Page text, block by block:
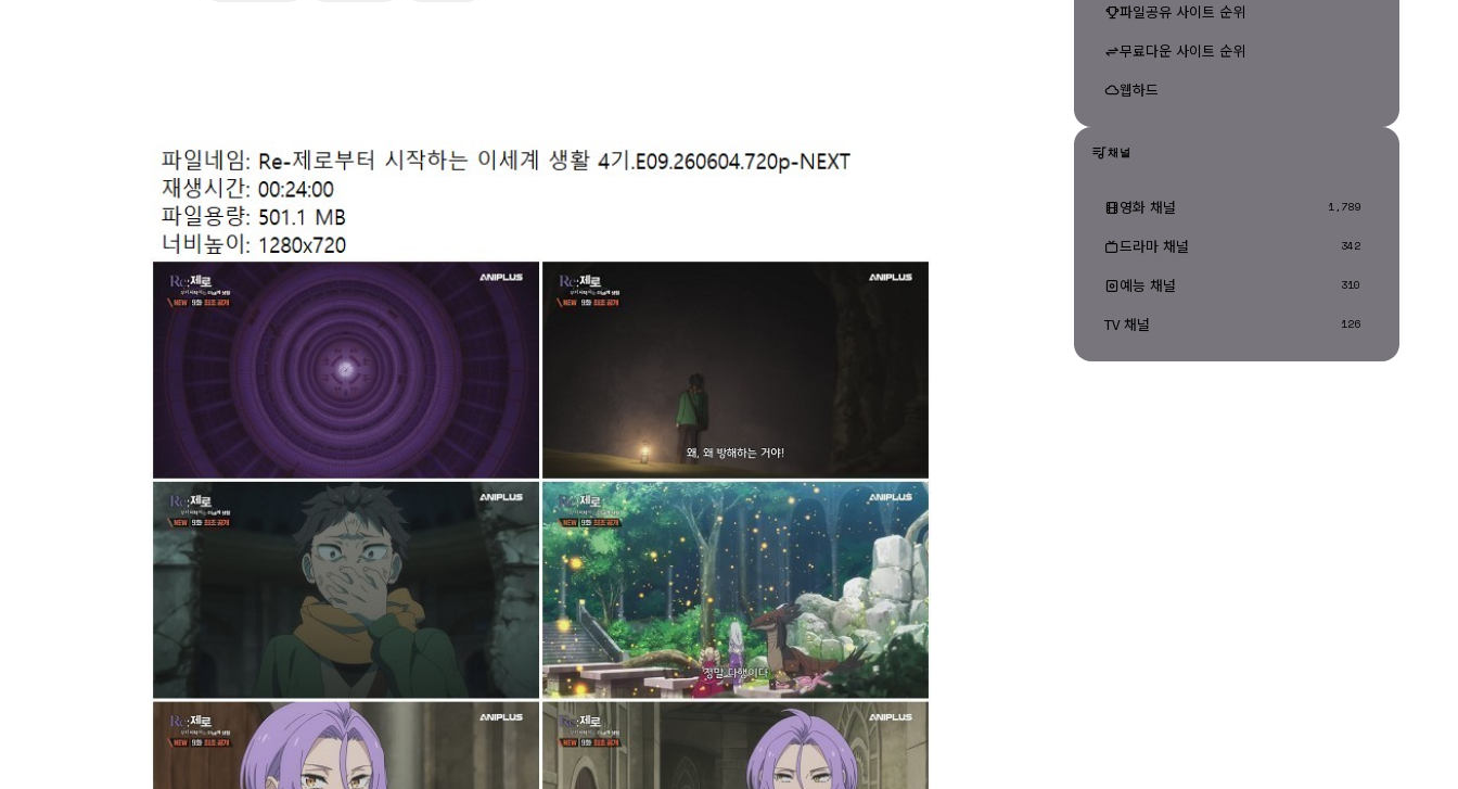
파일공유 사이트 순위
무료다운 사이트 순위
웹하드
채널
영화 채널 1,789
드라마 채널 342
예능 채널 310
TV 채널 126